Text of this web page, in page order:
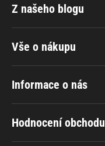
Vše o nákupu
Informace o nás
Hodnocení obchodu
Z našeho blogu